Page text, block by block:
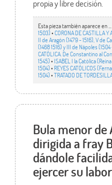
propia y libre decisión.
Esta pieza también aparece en ...
1503)•CORONA DE CASTILLA Y
II de Aragón (1479 - 1516), V de
(1468 1516) y III de Nápoles (1504
CATÓLICA. De Constantino al
1545)• ISABEL I la Católica
1504)• REYES CATÓLICOS
1504)•TRATADO DE
Bula menor de
dirigida a fray
dándole
ejercer su